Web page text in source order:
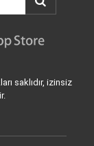
saklıdır, izinsiz